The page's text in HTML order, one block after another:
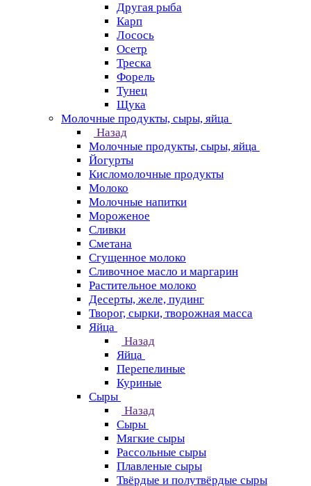
Другая рыба
Карп
Лосось
Осетр
Треска
Форель
Тунец
Щука
Молочные продукты, сыры, яйца
Назад
Молочные продукты, сыры, яйца
Йогурты
Кисломолочные продукты
Молоко
Молочные напитки
Мороженое
Сливки
Сметана
Сгущенное молоко
Сливочное масло и маргарин
Растительное молоко
Десерты, желе, пудинг
Творог, сырки, творожная масса
Яйца
Назад
Яйца
Перепелиные
Куриные
Сыры
Назад
Сыры
Мягкие сыры
Рассольные сыры
Плавленые сыры
Твёрдые и полутвёрдые сыры